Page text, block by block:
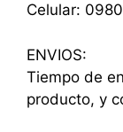
Celular:
ENVIOS:
Tiempo de
producto, y